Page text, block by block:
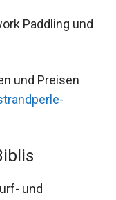
Paddling und
und Preisen
und